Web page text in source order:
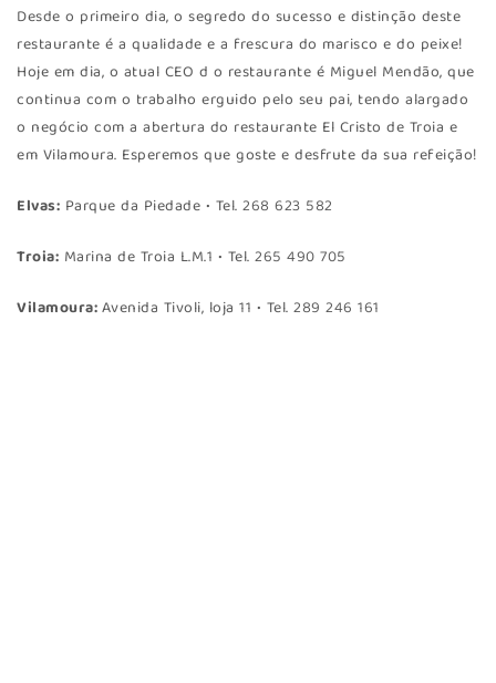
Desde o primeiro dia, o segredo do sucesso e distinção deste
restaurante é a qualidade e a frescura do marisco e do peixe!
Hoje em dia, o atual CEO d o restaurante é Miguel Mendão, que
continua com o trabalho erguido pelo seu pai, tendo alargado
o negócio com a abertura do restaurante El Cristo de Troia e
em Vilamoura. Esperemos que goste e desfrute da sua refeição!
Elvas: Parque da Piedade • Tel. 268 623 582
Troia: Marina de Troia L.M.1 • Tel. 265 490 705
Vilamoura:Avenida Tivoli, loja 11 • Tel. 289 246 161